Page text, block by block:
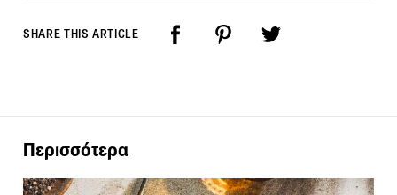
SHARE THIS ARTICLE
Περισσότερα